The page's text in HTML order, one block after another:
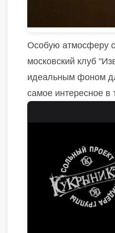
Особую атмосферу
московский клуб
идеальным фоном
самое интересное в